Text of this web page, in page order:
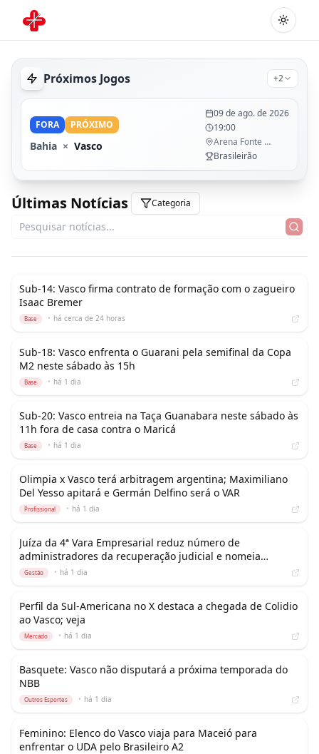
Próximos Jogos +2
FORA PRÓXIMO
Bahia × Vasco
09 de ago. de 2026
19:00
Arena Fonte Nova
Brasileirão
Últimas Notícias Categoria
Sub-14: Vasco firma contrato de formação com o zagueiro
Isaac Bremer
Base • há cerca de 24 horas
Sub-18: Vasco enfrenta o Guarani pela semifinal da Copa
M2 neste sábado às 15h
Base • há 1 dia
Sub-20: Vasco entreia na Taça Guanabara neste sábado às
11h fora de casa contra o Maricá
Base • há 1 dia
Olimpia x Vasco terá arbitragem argentina; Maximiliano
Del Yesso apitará e Germán Delfino será o VAR
Profissional • há 1 dia
Juíza da 4ª Vara Empresarial reduz número de
administradores da recuperação judicial e nomeia
watchdog
Gestão • há 1 dia
Perfil da Sul-Americana no X destaca a chegada de Colidio
ao Vasco; veja
Mercado • há 1 dia
Basquete: Vasco não disputará a próxima temporada do
NBB
Outros Esportes • há 1 dia
Feminino: Elenco do Vasco viaja para Maceió para
enfrentar o UDA pelo Brasileiro A2